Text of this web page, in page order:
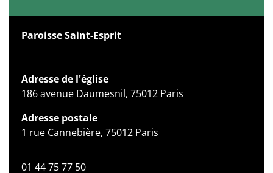
Paroisse Saint-Esprit
Adresse de l'église
186 avenue Daumesnil, 75012 Paris
Adresse postale
1 rue Cannebière, 75012 Paris
01 44 75 77 50